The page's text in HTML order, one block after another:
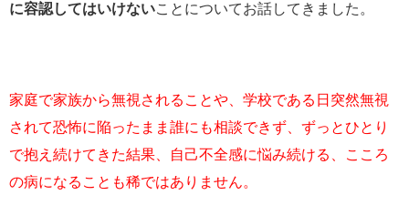
に容認してはいけないことについてお話してきました。
家庭で家族から無視されることや、学校である日突然無視
されて恐怖に陥ったまま誰にも相談できず、ずっとひとり
で抱え続けてきた結果、自己不全感に悩み続ける、こころ
の病になることも稀ではありません。